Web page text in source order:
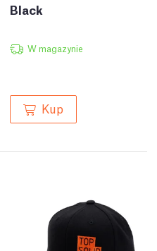
Black
W magazynie
Kup